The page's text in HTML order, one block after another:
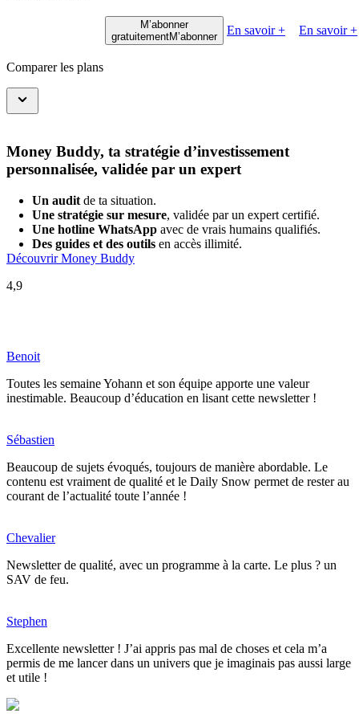
M’abonner
gratuitementM’abonner En savoir + En savoir +
Comparer les plans
Money Buddy, ta stratégie d’investissement
personnalisée, validée par un expert
Un audit de ta situation.
Une stratégie sur mesure, validée par un expert certifié.
Une hotline WhatsApp avec de vrais humains qualifiés.
Des guides et des outils en accès illimité.
Découvrir Money Buddy
4,9
Benoit
Toutes les semaine Yohann et son équipe apporte une valeur
inestimable. Beaucoup d’éducation en lisant cette newsletter !
Sébastien
Beaucoup de sujets évoqués, toujours de manière abordable. Le
contenu est vraiment de qualité et le Daily Snow permet de rester au
courant de l’actualité toute l’année !
Chevalier
Newsletter de qualité, avec un programme à la carte. Le plus ? un
SAV de feu.
Stephen
Excellente newsletter ! J’ai appris pas mal de choses et cela m’a
permis de me lancer dans un univers que je imaginais pas aussi large
et utile !